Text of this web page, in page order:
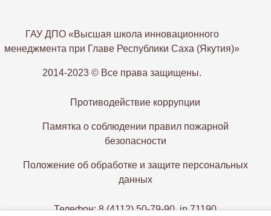
ГАУ ДПО «Высшая школа инновационного
менеджмента при Главе Республики Саха (Якутия)»
2014-2023 © Все права защищены.
Противодействие коррупции
Памятка о соблюдении правил пожарной
безопасности
Положение об обработке и защите персональных
данных
Телефон: 8 (4112) 50-79-90, ip 71190